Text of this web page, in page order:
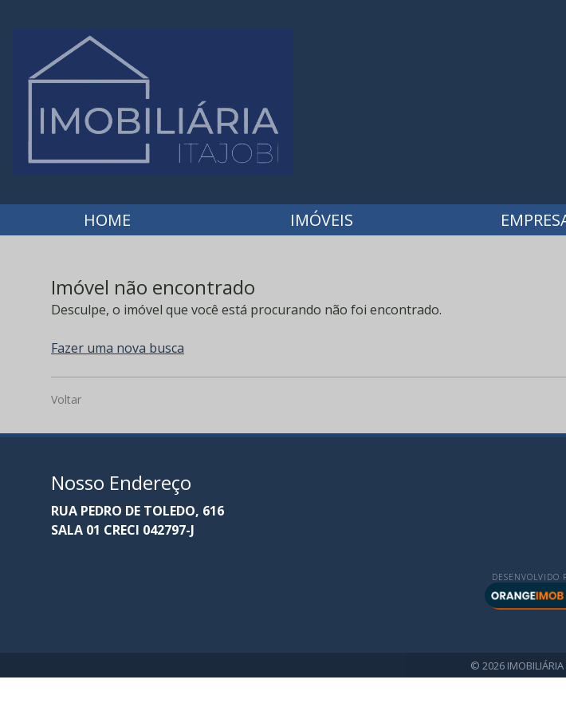
HOME IMÓVEIS
Imóvel não encontrado
Desculpe, o imóvel que você está procurando não foi encontrado.
Fazer uma nova busca
Voltar
Nosso Endereço
RUA PEDRO DE TOLEDO, 616
SALA 01 CRECI 042797-J
DESENVOLVIDO
© 2026 IMOBILIÁRIA